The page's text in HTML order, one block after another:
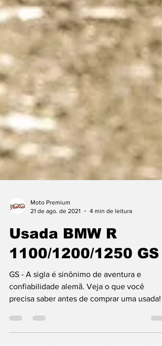
21 de ago. de 2021
4 min de leitura
Usada BMW R
1100/1200/1250 GS
GS - A sigla é sinônimo de aventura e
precisa saber antes de comprar uma usada!